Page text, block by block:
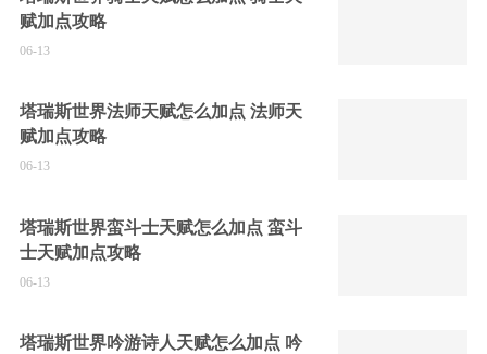
赋加点攻略
06-13
塔瑞斯世界法师天赋怎么加点 法师天
赋加点攻略
06-13
塔瑞斯世界蛮斗士天赋怎么加点 蛮斗
士天赋加点攻略
06-13
塔瑞斯世界吟游诗人天赋怎么加点 吟